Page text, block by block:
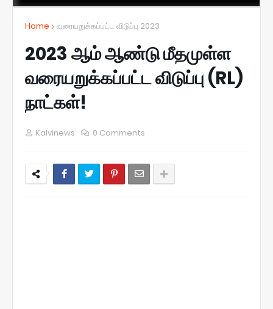
Home வரையறுக்கப்பட்ட விடுப்பு 2023
2023 ஆம் ஆண்டு மீதமுள்ள
வரையறுக்கப்பட்ட விடுப்பு (RL)
நாட்கள்!
Kalvinews 0 Comments